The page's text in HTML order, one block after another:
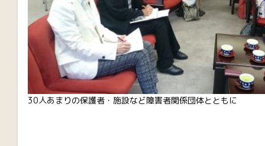
30人あまりの保護者・施設など障害者関係団体とともに